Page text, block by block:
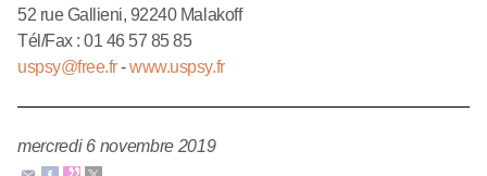
52 rue Gallieni, 92240 Malakoff
Tél/Fax : 01 46 57 85 85
uspsy@free.fr-www.uspsy.fr
mercredi 6 novembre 2019